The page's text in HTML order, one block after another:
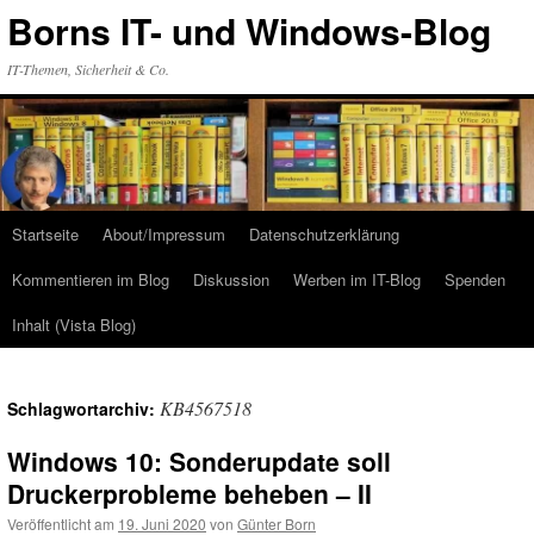
Inhalt
Borns IT- und Windows-Blog
IT-Themen, Sicherheit & Co.
Startseite About/Impressum
Datenschutzerklärung
Kommentieren im Blog
Diskussion Werben im IT-Blog
Spenden
Inhalt (Vista Blog)
Schlagwortarchiv: KB4567518
Windows 10: Sonderupdate soll
Druckerprobleme beheben – II
Veröffentlicht am 19. Juni 2020 von Günter Born